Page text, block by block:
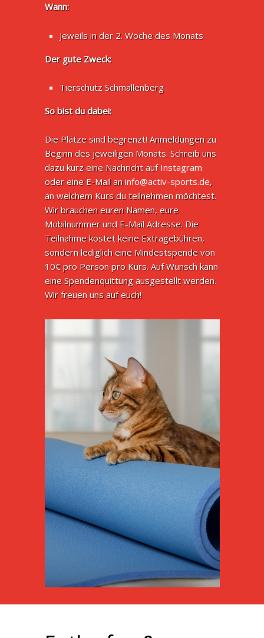
Wann:
Jeweils in der 2. Woche des Monats
Der gute Zweck:
Tierschutz Schmallenberg
So bist du dabei:
Die Plätze sind begrenzt! Anmeldungen zu
Beginn des jeweiligen Monats. Schreib uns
dazu kurz eine Nachricht aufInstagram
oder eine E-Mail aninfo@activ-sports.de,
an welchem Kurs du teilnehmen möchtest.
Wir brauchen euren Namen, eure
Mobilnummer und E-Mail Adresse. Die
Teilnahme kostet keine Extragebühren,
sondern lediglich eine Mindestspende von
10€ pro Person pro Kurs. Auf Wunsch kann
eine Spendenquittung ausgestellt werden.
Wir freuen uns auf euch!